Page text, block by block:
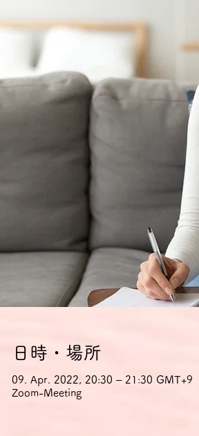
日時・場所
09. Apr. 2022, 20:30 – 21:30 GMT+9
Zoom-Meeting